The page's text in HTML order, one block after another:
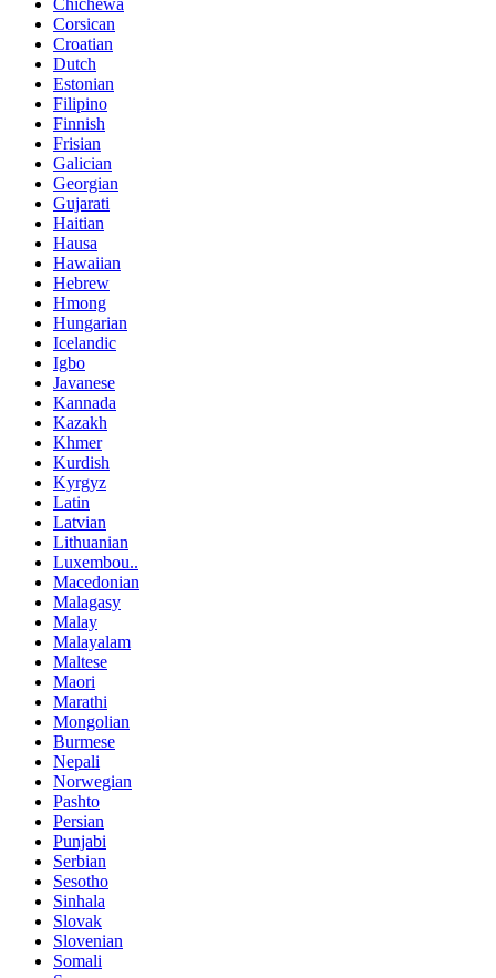
Corsican
Croatian
Dutch
Estonian
Filipino
Finnish
Frisian
Galician
Georgian
Gujarati
Haitian
Hausa
Hawaiian
Hebrew
Hmong
Hungarian
Icelandic
Igbo
Javanese
Kannada
Kazakh
Khmer
Kurdish
Kyrgyz
Latin
Latvian
Lithuanian
Luxembou..
Macedonian
Malagasy
Malay
Malayalam
Maltese
Maori
Marathi
Mongolian
Burmese
Nepali
Norwegian
Pashto
Persian
Punjabi
Serbian
Sesotho
Sinhala
Slovak
Slovenian
Somali